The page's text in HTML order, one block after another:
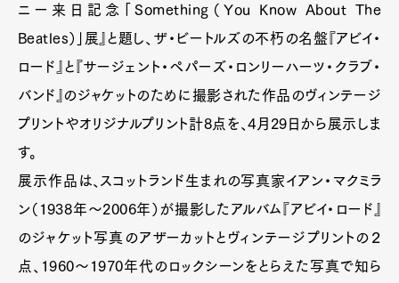
ニー来日記念「Something（You Know About The
Beatles）」展』と題し、ザ・ビートルズの不朽の名盤『アビイ・
ロード』と『サージェント・ペパーズ・ロンリーハーツ・クラブ・
バンド』のジャケットのために撮影された作品のヴィンテージ
プリントやオリジナルプリント計8点を、4月29日から展示しま
す。
展示作品は、スコットランド生まれの写真家イアン・マクミラ
ン（1938年～2006年）が撮影したアルバム『アビイ・ロード』
のジャケット写真のアザーカットとヴィンテージプリントの２
点、1960～1970年代のロックシーンをとらえた写真で知ら